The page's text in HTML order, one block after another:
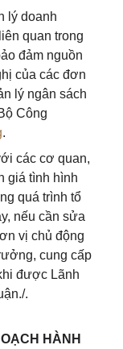
lý doanh
quan trong
đảm nguồn
của các đơn
lý ngân sách
Công
.
các cơ quan,
giá tình hình
quá trình tổ
nếu cần sửa
vị chủ động
cung cấp
được Lãnh
.
HÀNH